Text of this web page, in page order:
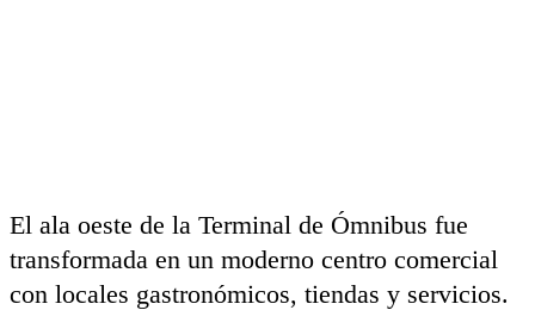
El ala oeste de la Terminal de Ómnibus fue
transformada en un moderno centro comercial
con locales gastronómicos, tiendas y servicios.